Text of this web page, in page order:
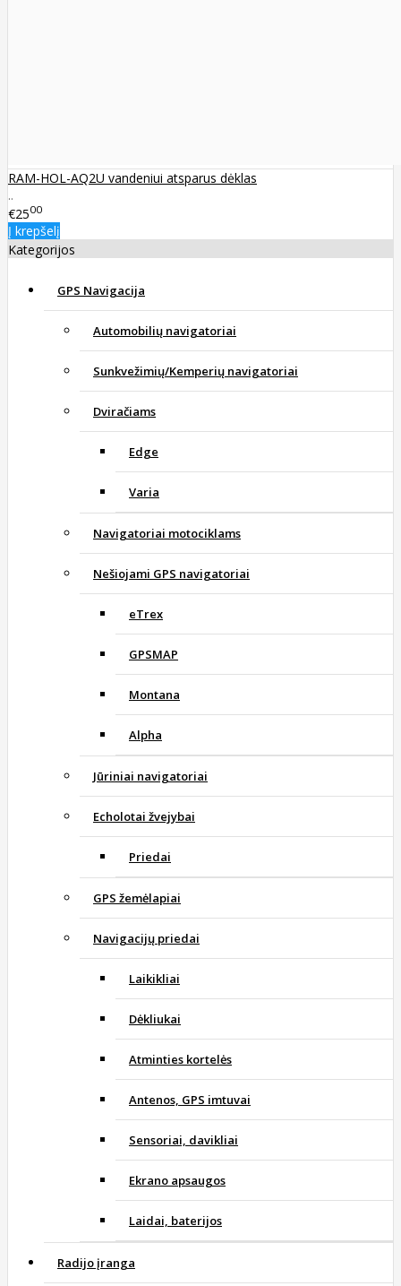
RAM-HOL-AQ2U vandeniui atsparus dėklas
..
€2500
Į krepšelį
Kategorijos
GPS Navigacija
Automobilių navigatoriai
Sunkvežimių/Kemperių navigatoriai
Dviračiams
Edge
Varia
Navigatoriai motociklams
Nešiojami GPS navigatoriai
eTrex
GPSMAP
Montana
Alpha
Jūriniai navigatoriai
Echolotai žvejybai
Priedai
GPS žemėlapiai
Navigacijų priedai
Laikikliai
Dėkliukai
Atminties kortelės
Antenos, GPS imtuvai
Sensoriai, davikliai
Ekrano apsaugos
Laidai, baterijos
Radijo įranga